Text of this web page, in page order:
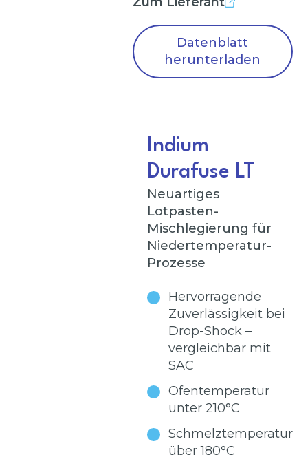
Datenblatt
herunterladen
Indium
Durafuse LT
Neuartiges
Lotpasten-
Mischlegierung für
Niedertemperatur-
Prozesse
Hervorragende
Zuverlässigkeit bei
Drop-Shock –
vergleichbar mit
SAC
Ofentemperatur
unter 210°C
Schmelztemperatur
über 180°C